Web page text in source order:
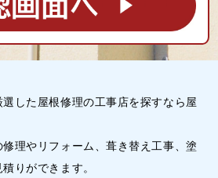
した屋根修理の工事店を探すなら屋
理やリフォーム、葺き替え工事、塗
りができます。